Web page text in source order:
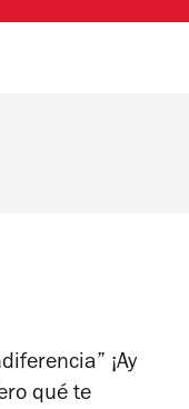
¡Ay
qué te